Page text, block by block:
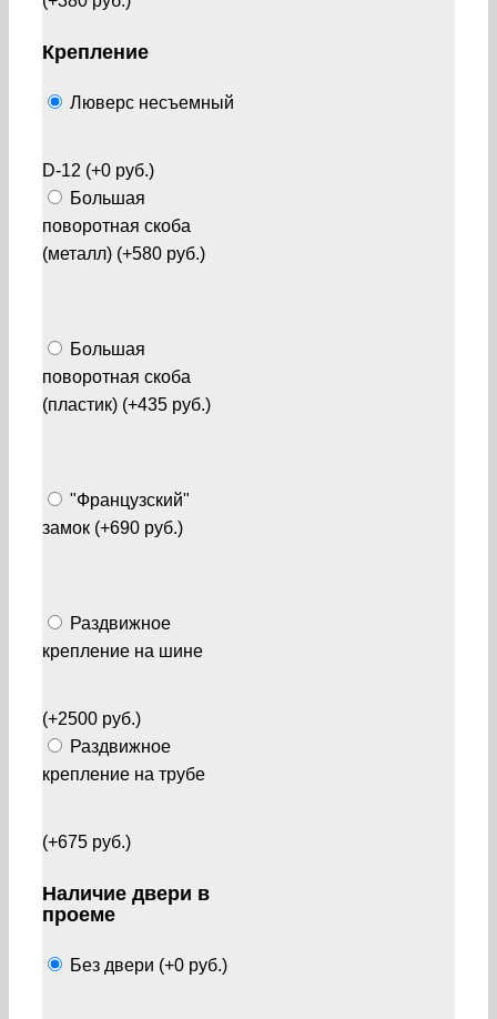
Крепление
Люверс несъемный
D-12 (+0 руб.)
Большая
поворотная скоба
(металл) (+580 руб.)
Большая
поворотная скоба
(пластик) (+435 руб.)
"Французский"
замок (+690 руб.)
Раздвижное
крепление на шине
(+2500 руб.)
Раздвижное
крепление на трубе
(+675 руб.)
Наличие двери в
проеме
Без двери (+0 руб.)